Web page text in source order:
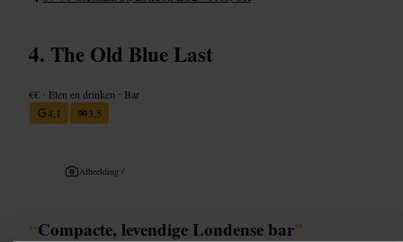
The Old Blue Last
€€ • Eten en drinken • Bar
4,1
3,5
Afbeelding /
“Compacte, levendige Londense bar”